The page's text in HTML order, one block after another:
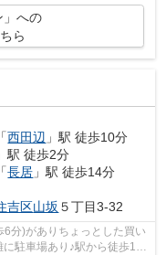
」への
ら
「西田辺 」駅 徒歩10分
」駅 徒歩2分
「長居 」駅 徒歩14分
吉区山坂 ５丁目3-32
分)がありちょっとした買い
駐車場あり♪駅から徒歩10